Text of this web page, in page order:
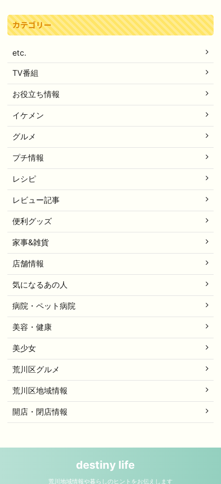
カテゴリー
etc.
TV番組
お役立ち情報
イケメン
グルメ
プチ情報
レシピ
レビュー記事
便利グッズ
家事&雑貨
店舗情報
気になるあの人
病院・ペット病院
美容・健康
美少女
荒川区グルメ
荒川区地域情報
開店・閉店情報
destiny life
荒川地域情報や暮らしのヒントをお伝えします